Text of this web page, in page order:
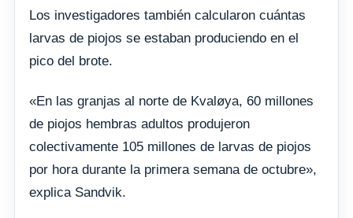
Los investigadores también calcularon cuántas
larvas de piojos se estaban produciendo en el
pico del brote.
«En las granjas al norte de Kvaløya, 60 millones
de piojos hembras adultos produjeron
colectivamente 105 millones de larvas de piojos
por hora durante la primera semana de octubre»,
explica Sandvik.